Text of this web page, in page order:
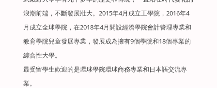
浪潮前端，不斷發展壯大。2015年4月成立工學院，2016年4
月成立全球學院，在2018年4月開設經濟學院會計管理專業和
教育學院兒童發展專業，發展成為擁有9個學院和18個專業的
綜合性大學。
最受留學生歡迎的是環球學院環球商務專業和日本語交流專
業。